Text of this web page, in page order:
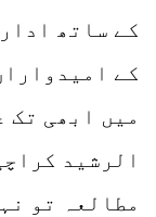
کے ساتھ
کے
میں ابھی تک
الرشید
مطالعہ تو